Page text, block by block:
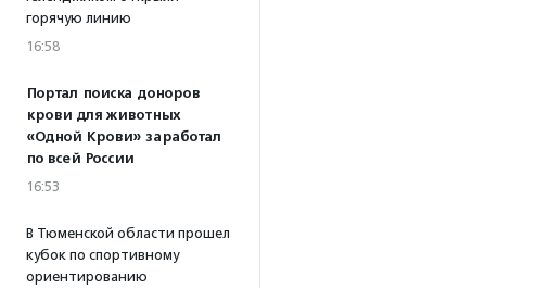
горячую линию
16:58
Портал поиска доноров
крови для животных
«Одной Крови» заработал
по всей России
16:53
В Тюменской области прошел
кубок по спортивному
ориентированию